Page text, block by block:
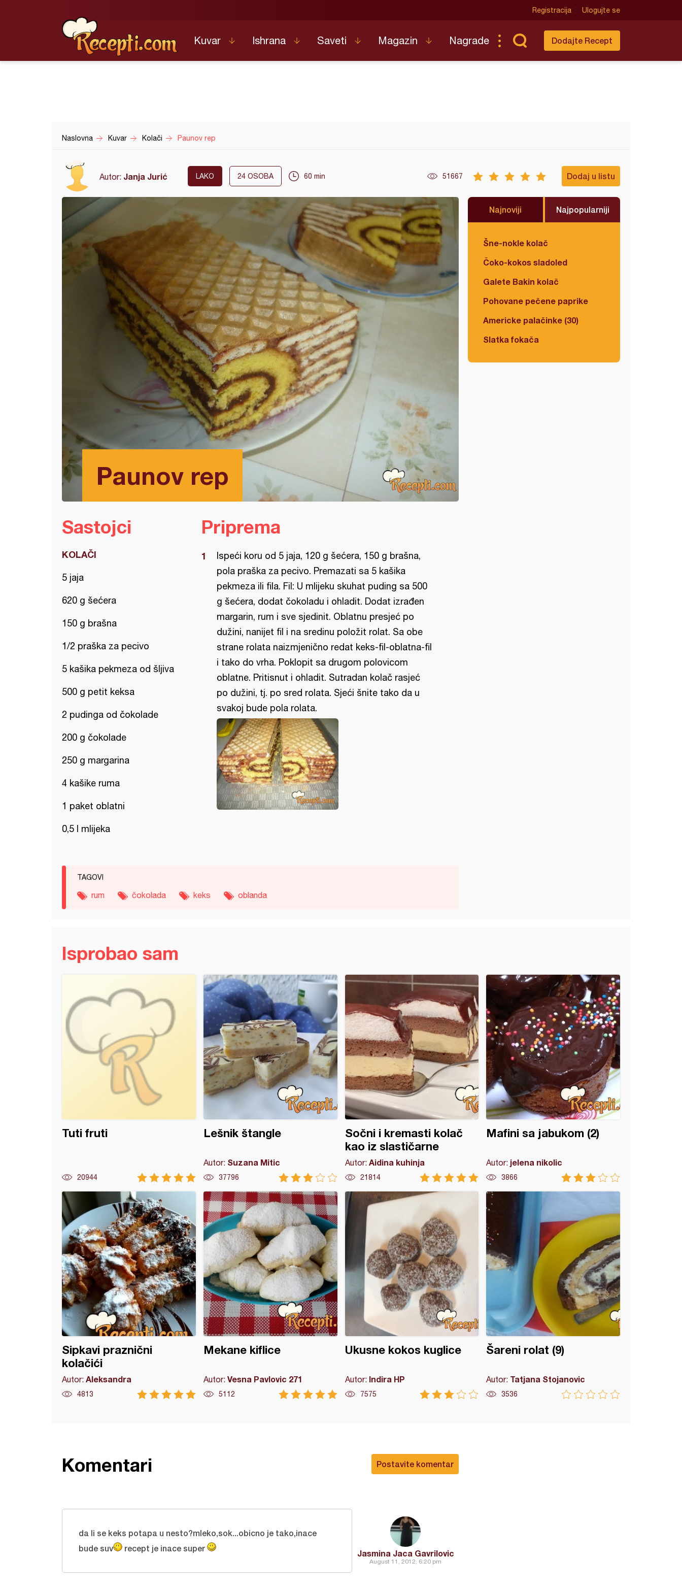
Registracija Ulogujte se
Kuvar Ishrana Saveti Magazin Nagrade Dodajte Recept
Naslovna Kuvar Kolači Paunov rep
Autor: Janja Jurić LAKO 24 OSOBA 60 min 51667 Dodaj u listu
Paunov rep
Najnoviji Najpopularniji
Šne-nokle kolač
Čoko-kokos sladoled
Galete Bakin kolač
Pohovane pečene paprike
Americke palačinke (30)
Slatka fokača
Sastojci
KOLAČI
5 jaja
620 g šećera
150 g brašna
1/2 praška za pecivo
5 kašika pekmeza od šljiva
500 g petit keksa
2 pudinga od čokolade
200 g čokolade
250 g margarina
4 kašike ruma
1 paket oblatni
0,5 l mlijeka
Priprema
Ispeći koru od 5 jaja, 120 g šećera, 150 g brašna,
pola praška za pecivo. Premazati sa 5 kašika
pekmeza ili fila. Fil: U mlijeku skuhat puding sa 500
g šećera, dodat čokoladu i ohladit. Dodat izrađen
margarin, rum i sve sjedinit. Oblatnu presjeć po
dužini, nanijet fil i na sredinu položit rolat. Sa obe
strane rolata naizmjenično redat keks-fil-oblatna-fil
i tako do vrha. Poklopit sa drugom polovicom
oblatne. Pritisnut i ohladit. Sutradan kolač rasjeć
po dužini, tj. po sred rolata. Sjeći šnite tako da u
svakoj bude pola rolata.
TAGOVI
rum čokolada keks oblanda
Isprobao sam
Tuti fruti
20944
Lešnik štangle
Autor: Suzana Mitic
37796
Sočni i kremasti kolač
kao iz slastičarne
Autor: Aidina kuhinja
21814
Mafini sa jabukom (2)
Autor: jelena nikolic
3866
Sipkavi praznični
kolačići
Autor: Aleksandra
4813
Mekane kiflice
Autor: Vesna Pavlovic 271
5112
Ukusne kokos kuglice
Autor: Indira HP
7575
Šareni rolat (9)
Autor: Tatjana Stojanovic
3536
Postavite komentar
Komentari
Jasmina Jaca Gavrilovic
August 11, 2012, 6:20 pm
da li se keks potapa u nesto?mleko,sok...obicno je tako,inace
bude suv
recept je inace super